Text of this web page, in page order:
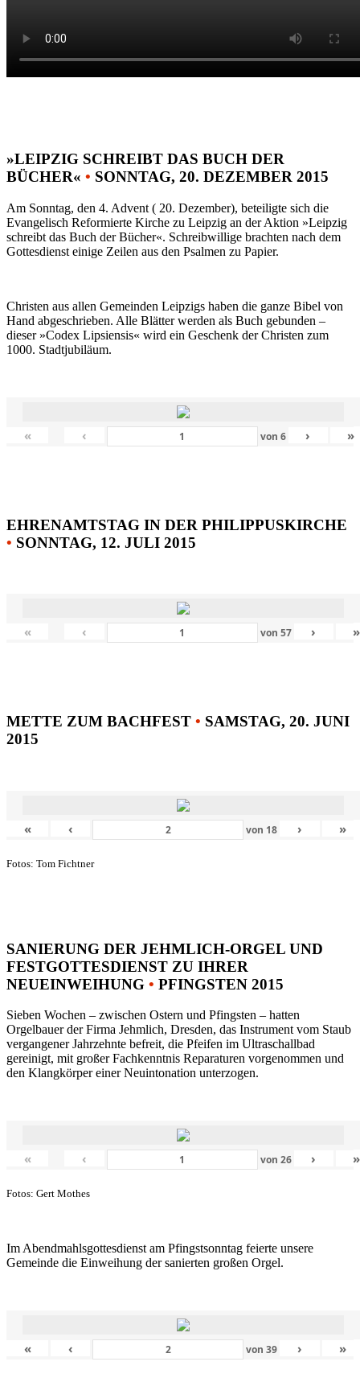
»LEIPZIG SCHREIBT DAS BUCH DER
BÜCHER« • SONNTAG, 20. DEZEMBER 2015
Am Sonntag, den 4. Advent ( 20. Dezember), beteiligte sich die
Evangelisch Reformierte Kirche zu Leipzig an der Aktion »Leipzig
schreibt das Buch der Bücher«. Schreibwillige brachten nach dem
Gottesdienst einige Zeilen aus den Psalmen zu Papier.
Christen aus allen Gemeinden Leipzigs haben die ganze Bibel von
Hand abgeschrieben. Alle Blätter werden als Buch gebunden –
dieser »Codex Lipsiensis« wird ein Geschenk der Christen zum
1000. Stadtjubiläum.
« ‹ von 6 › »
EHRENAMTSTAG IN DER PHILIPPUSKIRCHE
• SONNTAG, 12. JULI 2015
« ‹ von 57 › »
METTE ZUM BACHFEST • SAMSTAG, 20. JUNI
2015
« ‹ von 18 › »
Fotos: Tom Fichtner
SANIERUNG DER JEHMLICH-ORGEL UND
FESTGOTTESDIENST ZU IHRER
NEUEINWEIHUNG • PFINGSTEN 2015
Sieben Wochen – zwischen Ostern und Pfingsten – hatten
Orgelbauer der Firma Jehmlich, Dresden, das Instrument vom Staub
vergangener Jahrzehnte befreit, die Pfeifen im Ultraschallbad
gereinigt, mit großer Fachkenntnis Reparaturen vorgenommen und
den Klangkörper einer Neuintonation unterzogen.
« ‹ von 26 › »
Fotos: Gert Mothes
Im Abendmahlsgottesdienst am Pfingstsonntag feierte unsere
Gemeinde die Einweihung der sanierten großen Orgel.
« ‹ von39 › »